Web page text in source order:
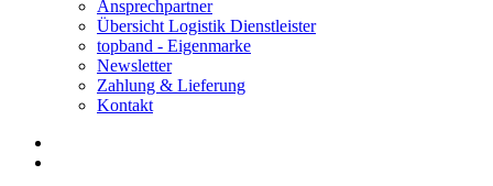
Ansprechpartner
Übersicht Logistik Dienstleister
topband - Eigenmarke
Newsletter
Zahlung & Lieferung
Kontakt